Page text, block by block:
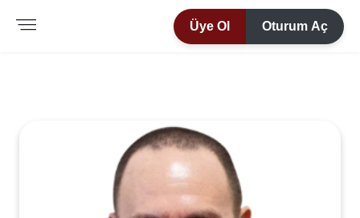
Üye Ol Oturum Aç